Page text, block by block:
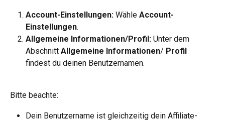
Account-Einstellungen: Wähle Account-
Einstellungen.
Allgemeine Informationen/Profil: Unter dem
Abschnitt Allgemeine Informationen/ Profil
findest du deinen Benutzernamen.
Bitte beachte:
Dein Benutzername ist gleichzeitig dein Affiliate-